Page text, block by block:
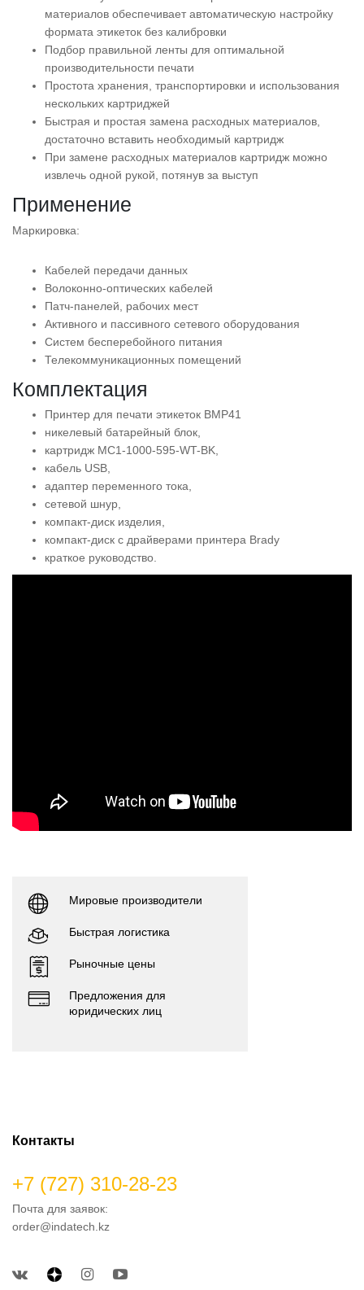
материалов обеспечивает автоматическую настройку
формата этикеток без калибровки
Подбор правильной ленты для оптимальной
производительности печати
Простота хранения, транспортировки и использования
нескольких картриджей
Быстрая и простая замена расходных материалов,
достаточно вставить необходимый картридж
При замене расходных материалов картридж можно
извлечь одной рукой, потянув за выступ
Применение
Маркировка:
Кабелей передачи данных
Волоконно-оптических кабелей
Патч-панелей, рабочих мест
Активного и пассивного сетевого оборудования
Систем бесперебойного питания
Телекоммуникационных помещений
Комплектация
Принтер для печати этикеток BMP41
никелевый батарейный блок,
картридж MC1-1000-595-WT-BK,
кабель USB,
адаптер переменного тока,
сетевой шнур,
компакт-диск изделия,
компакт-диск с драйверами принтера Brady
краткое руководство.
Мировые производители
Быстрая логистика
Рыночные цены
Предложения для
юридических лиц
Контакты
+7 (727) 310-28-23
Почта для заявок:
order@indatech.kz